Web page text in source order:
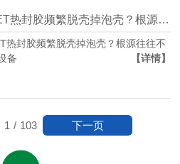
PET热封胶频繁脱壳掉泡壳？根源往往不在设备
热封胶频繁脱壳掉泡壳？根源往往不
备
【详情】
1 / 103 下一页